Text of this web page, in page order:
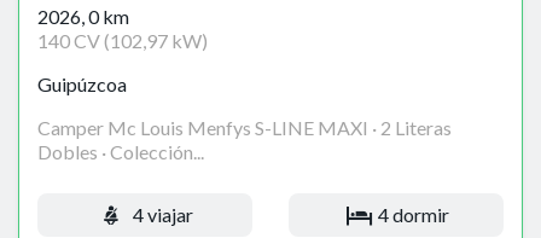
2026, 0 km
140 CV (102,97 kW)
Guipúzcoa
Camper Mc Louis Menfys S-LINE MAXI · 2 Literas
Dobles · Colección...
4 viajar 4 dormir